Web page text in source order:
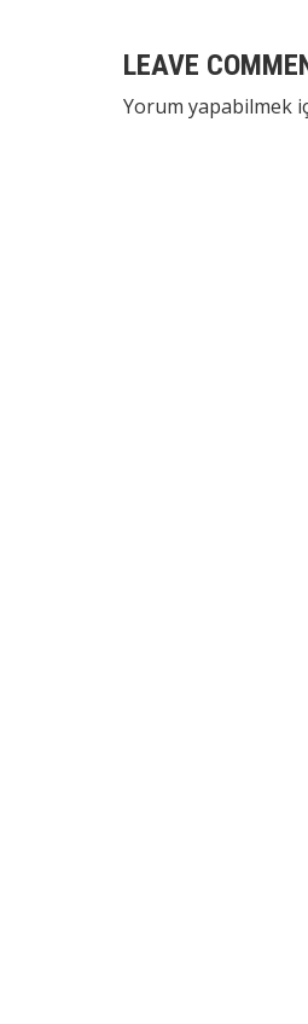
LEAVE
Yorum yapabilmek